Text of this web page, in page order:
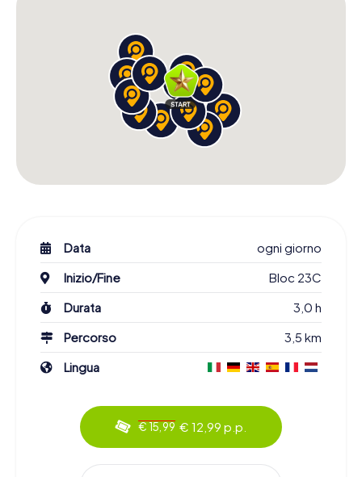
Data
ogni giorno
Inizio/Fine
Bloc 23C
Durata
3,0 h
Percorso
3,5 km
Lingua
€ 15,99 € 12,99 p.p.